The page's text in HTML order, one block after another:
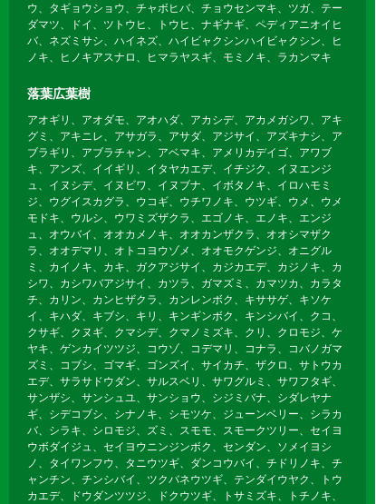
ウ、タギョウショウ、チャボヒバ、チョウセンマキ、ツガ、テー
ダマツ、ドイ、ツトウヒ、トウヒ、ナギナギ、ペディアニオイヒ
バ、ネズミサシ、ハイネズ、ハイビャクシンハイビャクシン、ヒ
ノキ、ヒノキアスナロ、ヒマラヤスギ、モミノキ、ラカンマキ
落葉広葉樹
アオギリ、アオダモ、アオハダ、アカシデ、アカメガシワ、アキ
グミ、アキニレ、アサガラ、アサダ、アジサイ、アズキナシ、ア
ブラギリ、アブラチャン、アベマキ、アメリカデイゴ、アワブ
キ、アンズ、イイギリ、イタヤカエデ、イチジク、イヌエンジ
ュ、イヌシデ、イヌビワ、イヌブナ、イボタノキ、イロハモミ
ジ、ウグイスカグラ、ウコギ、ウチワノキ、ウツギ、ウメ、ウメ
モドキ、ウルシ、ウワミズザクラ、エゴノキ、エノキ、エンジ
ュ、オウバイ、オオカメノキ、オオカンザクラ、オオシマザク
ラ、オオデマリ、オトコヨウゾメ、オオモクゲンジ、オニグル
ミ、カイノキ、カキ、ガクアジサイ、カジカエデ、カジノキ、カ
シワ、カシワバアジサイ、カツラ、ガマズミ、カマツカ、カラタ
チ、カリン、カンヒザクラ、カンレンボク、キササゲ、キソケ
イ、キハダ、キブシ、キリ、キンギンボク、キンシバイ、クコ、
クサギ、クヌギ、クマシデ、クマノミズキ、クリ、クロモジ、ケ
ヤキ、ゲンカイツツジ、コウゾ、コデマリ、コナラ、コバノガマ
ズミ、コブシ、ゴマギ、ゴンズイ、サイカチ、ザクロ、サトウカ
エデ、サラサドウダン、サルスベリ、サワグルミ、サワフタギ、
サンザシ、サンシュユ、サンショウ、シジミバナ、シダレヤナ
ギ、シデコブシ、シナノキ、シモツケ、ジューンベリー、シラカ
バ、シラキ、シロモジ、ズミ、スモモ、スモークツリー、セイヨ
ウボダイジュ、セイヨウニンジンボク、センダン、ソメイヨシ
ノ、タイワンフウ、タニウツギ、ダンコウバイ、チドリノキ、チ
ャンチン、チンシバイ、ツクバネウツギ、テンダイウヤク、トウ
カエデ、ドウダンツツジ、ドクウツギ、トサミズキ、トチノキ、